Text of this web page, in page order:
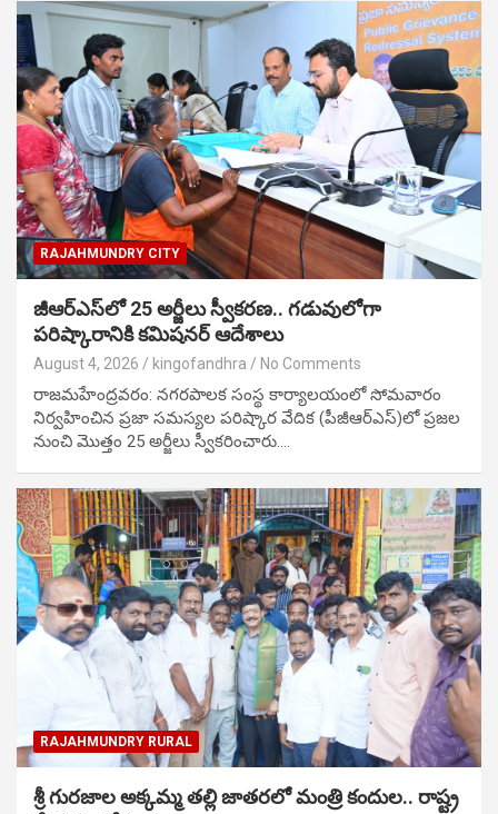
RAJAHMUNDRY CITY
జీఆర్ఎస్‌లో 25 అర్జీలు స్వీకరణ.. గడువులోగా
పరిష్కారానికి కమిషనర్ ఆదేశాలు
August 4, 2026 kingofandhra No Comments
రాజమహేంద్రవరం: నగరపాలక సంస్థ కార్యాలయంలో సోమవారం
నిర్వహించిన ప్రజా సమస్యల పరిష్కార వేదిక (పీజీఆర్ఎస్)లో ప్రజల
నుంచి మొత్తం 25 అర్జీలు స్వీకరించారు.…
RAJAHMUNDRY RURAL
శ్రీ గురజాల అక్కమ్మ తల్లి జాతరలో మంత్రి కందుల.. రాష్ట్ర